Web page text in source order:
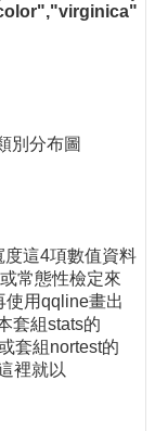
別分布圖
這4項數值資料
常態性檢定來
使用qqline畫出
套組stats的
套組nortest的
裡就以